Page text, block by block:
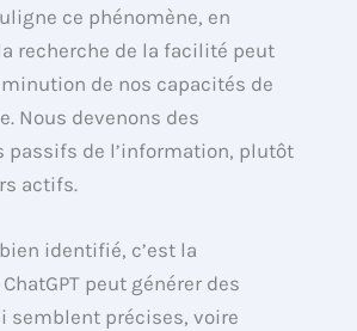
ce phénomène, en
recherche de la facilité peut
de nos capacités de
Nous devenons des
passifs de l’information, plutôt
actifs.
identifié, c’est la
ChatGPT peut générer des
semblent précises, voire